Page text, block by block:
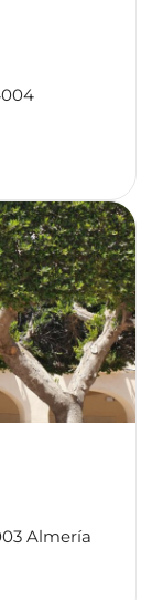
Almería